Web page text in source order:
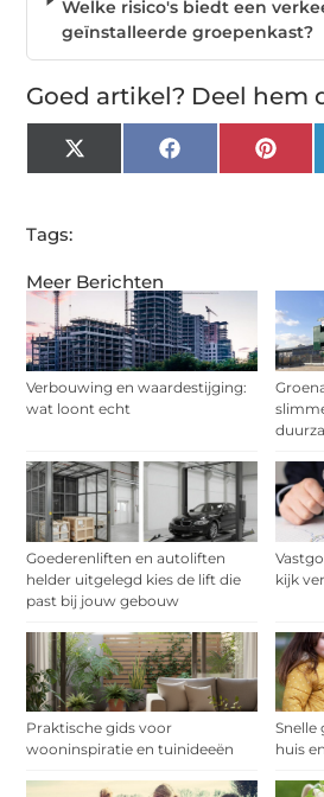
Meer Berichten
Verbouwing en waardestijging:
wat loont echt
Goederenliften en autoliften
helder uitgelegd kies de lift die
past bij jouw gebouw
kijk
Praktische gids voor
wooninspiratie en tuinideeën
Snelle
huis
Welke risico's biedt een
geïnstalleerde groepenkast?
Goed artikel? Deel hem
X
(Twitter)
Facebook
Tags: